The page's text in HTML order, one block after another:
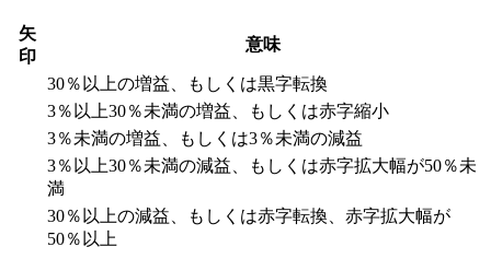
矢
印
意味
30％以上の増益、もしくは黒字転換
3％以上30％未満の増益、もしくは赤字縮小
3％未満の増益、もしくは3％未満の減益
3％以上30％未満の減益、もしくは赤字拡大幅が50％未
満
30％以上の減益、もしくは赤字転換、赤字拡大幅が
50％以上